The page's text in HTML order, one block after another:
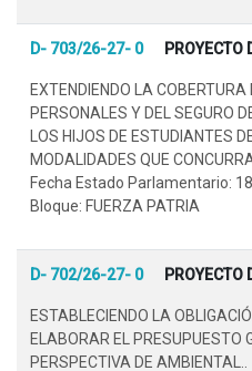
D- 703/26-27- 0 PROYECTO
EXTENDIENDO LA
PERSONALES Y DEL SEGURO
LOS HIJOS DE ESTUDIANTES
MODALIDADES QUE
Fecha Estado Parlamentario:
Bloque: FUERZA PATRIA
D- 702/26-27- 0 PROYECTO
ESTABLECIENDO LA
ELABORAR EL PRESUPUESTO
PERSPECTIVA DE AMBIENTAL..